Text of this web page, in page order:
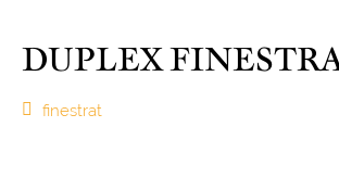
PT
DUPLEX
finestrat